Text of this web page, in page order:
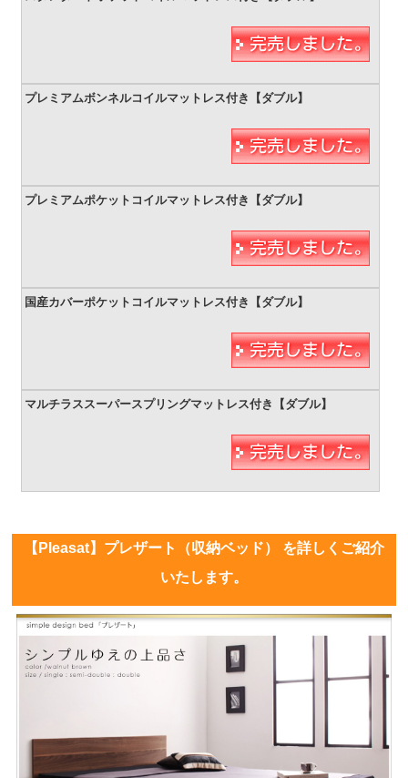
【Pleasat】プレザート（収納ベッド） を詳しくご紹介
いたします。